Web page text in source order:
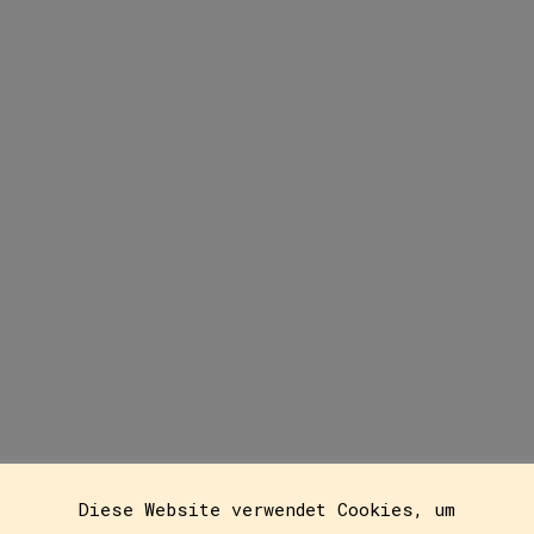
Diese Website verwendet Cookies, um